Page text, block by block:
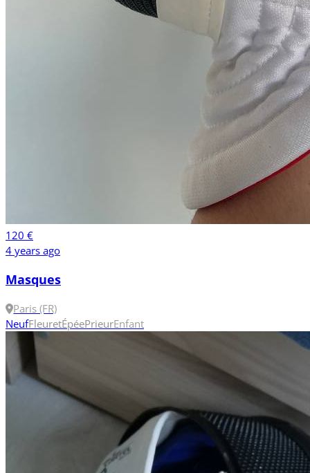
120 €
4 years ago
Masques
Paris (FR)
NeufFleuretÉpéePrieurEnfant